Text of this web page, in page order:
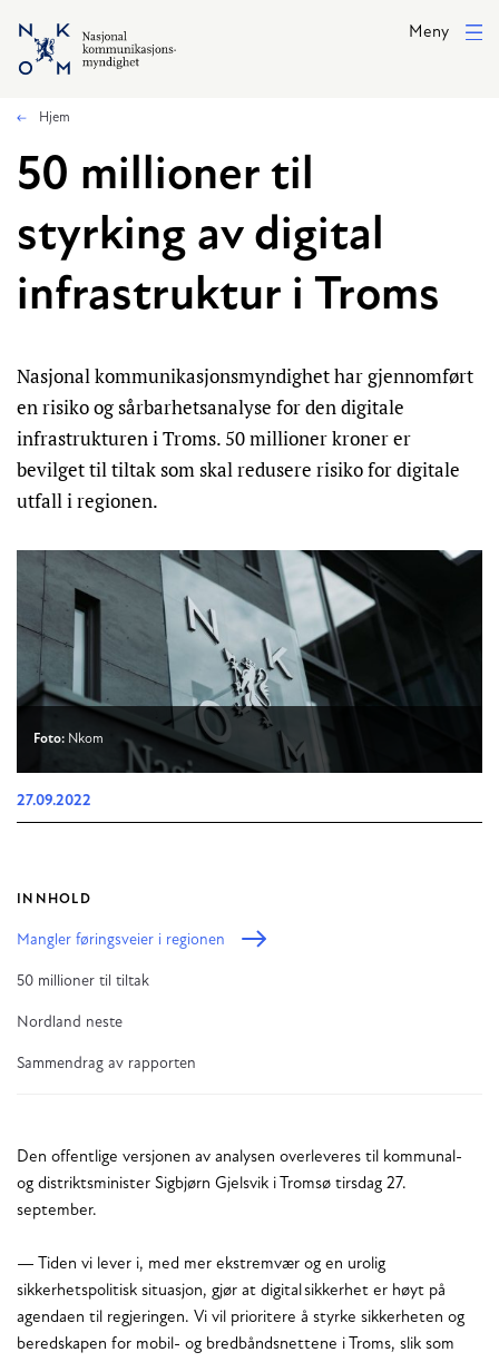
Hopp til hovedinnhold
Meny
Hjem
50 millioner til
styrking av digital
infrastruktur i Troms
Nasjonal kommunikasjonsmyndighet har gjennomført
en risiko og sårbarhetsanalyse for den digitale
infrastrukturen i Troms. 50 millioner kroner er
bevilget til tiltak som skal redusere risiko for digitale
utfall i regionen.
Foto: Nkom
27.09.2022
INNHOLD
Mangler føringsveier i regionen
50 millioner til tiltak
Nordland neste
Sammendrag av rapporten
Den offentlige versjonen av analysen overleveres til kommunal-
og distriktsminister Sigbjørn Gjelsvik i Tromsø tirsdag 27.
september.
— Tiden vi lever i, med mer ekstremvær og en urolig
sikkerhetspolitisk situasjon, gjør at digital sikkerhet er høyt på
agendaen til regjeringen. Vi vil prioritere å styrke sikkerheten og
beredskapen for mobil- og bredbåndsnettene i Troms, slik som